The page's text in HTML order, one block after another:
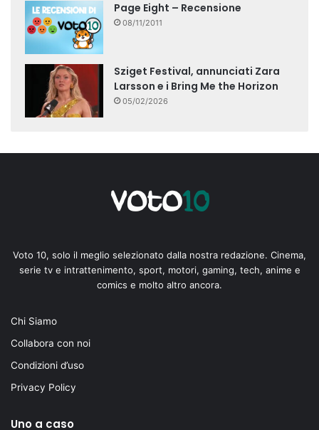
Page Eight – Recensione
08/11/2011
Sziget Festival, annunciati Zara
Larsson e i Bring Me the Horizon
05/02/2026
Voto 10, solo il meglio selezionato dalla nostra redazione. Cinema,
serie tv e intrattenimento, sport, motori, gaming, tech, anime e
comics e molto altro ancora.
Chi Siamo
Collabora con noi
Condizioni d’uso
Privacy Policy
Uno a caso